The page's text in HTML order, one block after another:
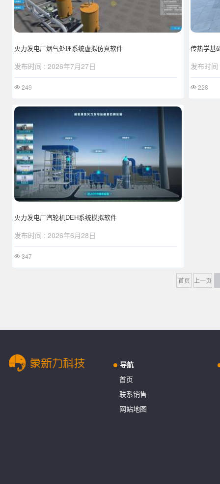
火力发电厂烟气处理系统虚拟仿真软件
发布时间 : 2026年7月27日
249
传热学基
发布时
228
火力发电厂汽轮机DEH系统模拟软件
发布时间 : 2026年6月28日
347
首页 上一页
导航
首页
联系销售
网站地图